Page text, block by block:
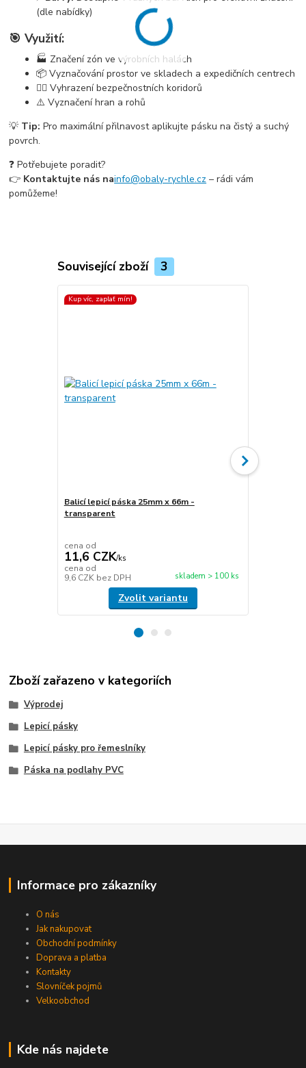
(dle nabídky)
🎯 Využití:
🏭 Značení zón ve výrobních halách
📦 Vyznačování prostor ve skladech a expedičních centrech
🚶‍♂️ Vyhrazení bezpečnostních koridorů
⚠️ Vyznačení hran a rohů
💡 Tip: Pro maximální přilnavost aplikujte pásku na čistý a suchý
povrch.
❓ Potřebujete poradit?
👉 Kontaktujte nás nainfo@obaly-rychle.cz – rádi vám
pomůžeme!
Související zboží 3
Kup víc, zaplať mín!
Balicí lepicí páska 25mm x 66m -
transparent
cena od
11,6 CZK/ks
cena od
9,6 CZK bez DPH skladem > 100 ks
Zvolit variantu
Zboží zařazeno v kategoriích
Výprodej
Lepicí pásky
Lepicí pásky pro řemeslníky
Páska na podlahy PVC
Informace pro zákazníky
O nás
Jak nakupovat
Obchodní podmínky
Doprava a platba
Kontakty
Slovníček pojmů
Velkoobchod
Kde nás najdete